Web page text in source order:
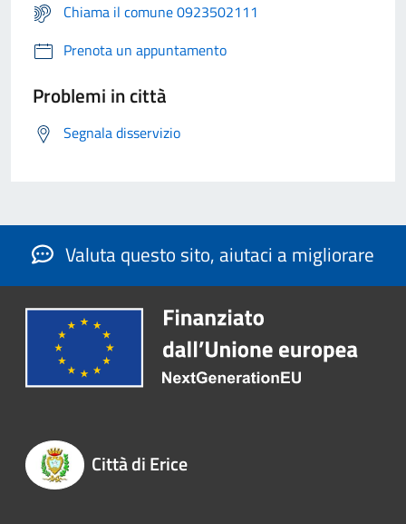
Chiama il comune 0923502111
Prenota un appuntamento
Problemi in città
Segnala disservizio
Valuta questo sito, aiutaci a migliorare
Città di Erice